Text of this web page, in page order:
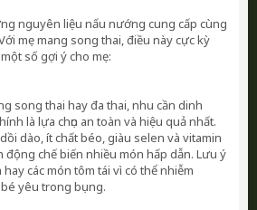
nguyên liệu nấu nướng cung cấp cùng
mẹ mang song thai, điều này cực kỳ
số gợi ý cho mẹ:
song thai hay đa thai, nhu cần dinh
là lựa chọn an toàn và hiệu quả nhất.
dào, ít chất béo, giàu selen và vitamin
động chế biến nhiều món hấp dẫn. Lưu ý
các món tôm tái vì có thể nhiễm
yêu trong bụng.